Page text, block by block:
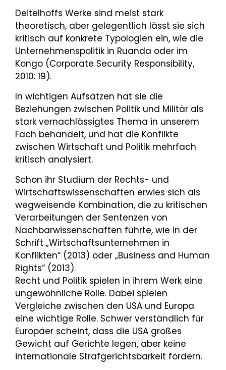
Deitelhoffs Werke sind meist stark
theoretisch, aber gelegentlich lässt sie sich
kritisch auf konkrete Typologien ein, wie die
Unternehmenspolitik in Ruanda oder im
Kongo (Corporate Security Responsibility,
2010: 19).
In wichtigen Aufsätzen hat sie die
Beziehungen zwischen Politik und Militär als
stark vernachlässigtes Thema in unserem
Fach behandelt, und hat die Konflikte
zwischen Wirtschaft und Politik mehrfach
kritisch analysiert.
Schon ihr Studium der Rechts- und
Wirtschaftswissenschaften erwies sich als
wegweisende Kombination, die zu kritischen
Verarbeitungen der Sentenzen von
Nachbarwissenschaften führte, wie in der
Schrift „Wirtschaftsunternehmen in
Konflikten“ (2013) oder „Business and Human
Rights“ (2013).
Recht und Politik spielen in ihrem Werk eine
ungewöhnliche Rolle. Dabei spielen
Vergleiche zwischen den USA und Europa
eine wichtige Rolle. Schwer verständlich für
Europäer scheint, dass die USA großes
Gewicht auf Gerichte legen, aber keine
internationale Strafgerichtsbarkeit fördern.